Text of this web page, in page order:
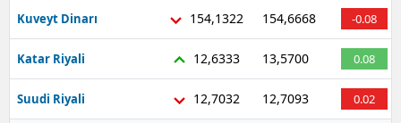
Samsun
Siirt
Sinop
Kuveyt Dinarı 154,1322 154,6668 -0.08
Katar Riyali 12,6333 13,5700 0.08
Suudi Riyali 12,7032 12,7093 0.02